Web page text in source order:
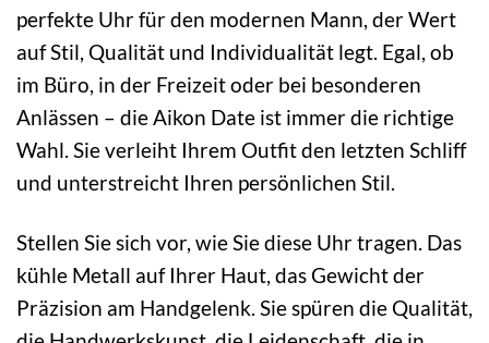
perfekte Uhr für den modernen Mann, der Wert
auf Stil, Qualität und Individualität legt. Egal, ob
im Büro, in der Freizeit oder bei besonderen
Anlässen – die Aikon Date ist immer die richtige
Wahl. Sie verleiht Ihrem Outfit den letzten Schliff
und unterstreicht Ihren persönlichen Stil.
Stellen Sie sich vor, wie Sie diese Uhr tragen. Das
kühle Metall auf Ihrer Haut, das Gewicht der
Präzision am Handgelenk. Sie spüren die Qualität,